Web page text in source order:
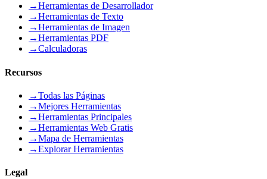
→Herramientas de Desarrollador
→Herramientas de Texto
→Herramientas de Imagen
→Herramientas PDF
→Calculadoras
Recursos
→Todas las Páginas
→Mejores Herramientas
→Herramientas Principales
→Herramientas Web Gratis
→Mapa de Herramientas
→Explorar Herramientas
Legal